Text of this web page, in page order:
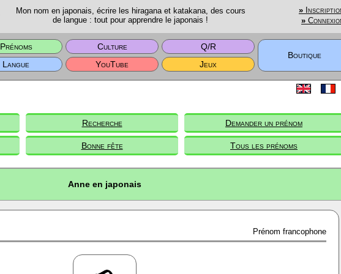
Mon nom en japonais, écrire les hiragana et katakana, des cours
de langue : tout pour apprendre le japonais !
»
»
Prénoms Culture
Q/R
Boutique
Langue YouTube Jeux
Recherche Demander un prénom
Bonne fête Tous les prénoms
Anne en japonais
Prénom francophone